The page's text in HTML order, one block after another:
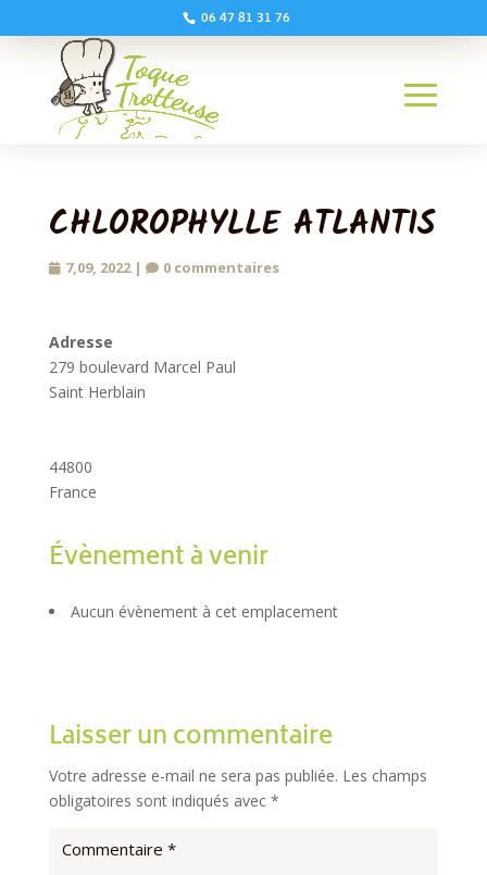
06 47 81 31 76
CHLOROPHYLLE ATLANTIS
7,09, 2022| 0 commentaires
Adresse
279 boulevard Marcel Paul
Saint Herblain
44800
France
Évènement à venir
Aucun évènement à cet emplacement
Laisser un commentaire
Votre adresse e-mail ne sera pas publiée. Les champs
obligatoires sont indiqués avec *